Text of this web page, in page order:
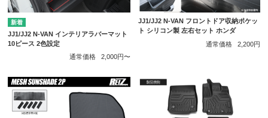
JJ1/JJ2 N-VAN インテリアラバーマット
10ピース 2色設定
通常価格
2,000円〜
JJ1/JJ2 N-VAN フロントドア収納ポケッ
ト シリコン製 左右セット ホンダ
通常価格
2,200円